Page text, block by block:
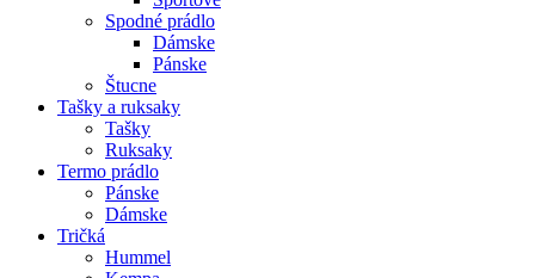
Spodné prádlo
Dámske
Pánske
Štucne
Tašky a ruksaky
Tašky
Ruksaky
Termo prádlo
Pánske
Dámske
Tričká
Hummel